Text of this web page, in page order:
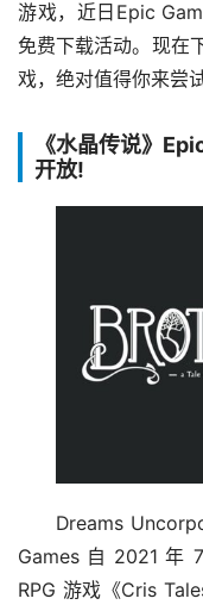
游戏，近日Epic
免费下载活动。现在
戏，绝对值得你来尝
《水晶传说》
开放!
Dreams
Games 自 2021 年
RPG 游戏《Cris